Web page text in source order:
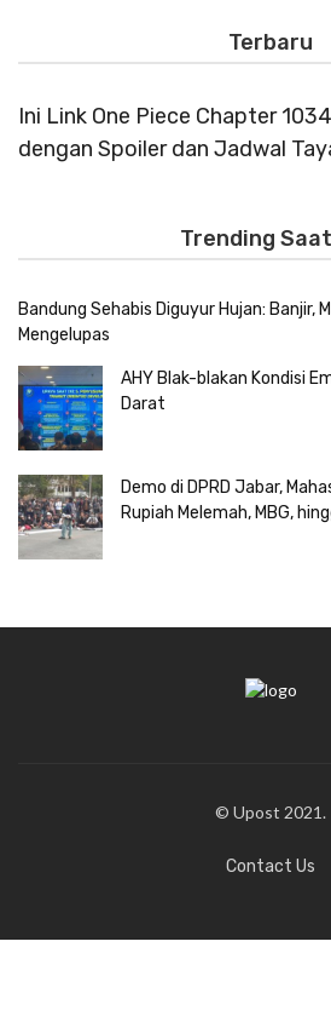
Terbaru
Ini Link One Piece Chapter
dengan Spoiler dan Jadwal
Trending
Bandung Sehabis Diguyur Hujan: Banjir,
Mengelupas
AHY Blak-blakan Kondisi
Darat
Demo di DPRD Jabar,
Rupiah Melemah, MBG,
© Upost 2021.
Contact Us